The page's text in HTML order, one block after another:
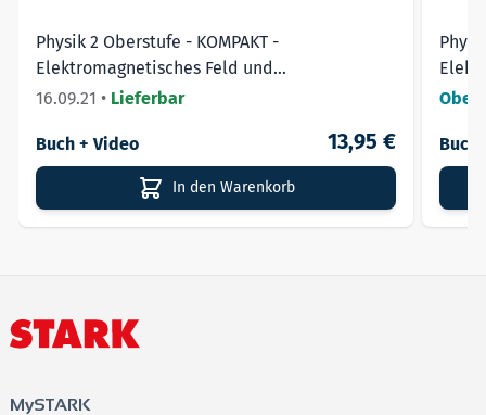
Physik 2 Oberstufe - KOMPAKT -
Elektromagnetisches Feld und
Relativitätstheorie
16.09.21 • Lieferbar
Buch + Video 13,95 €
In den Warenkorb
Buch
MySTARK